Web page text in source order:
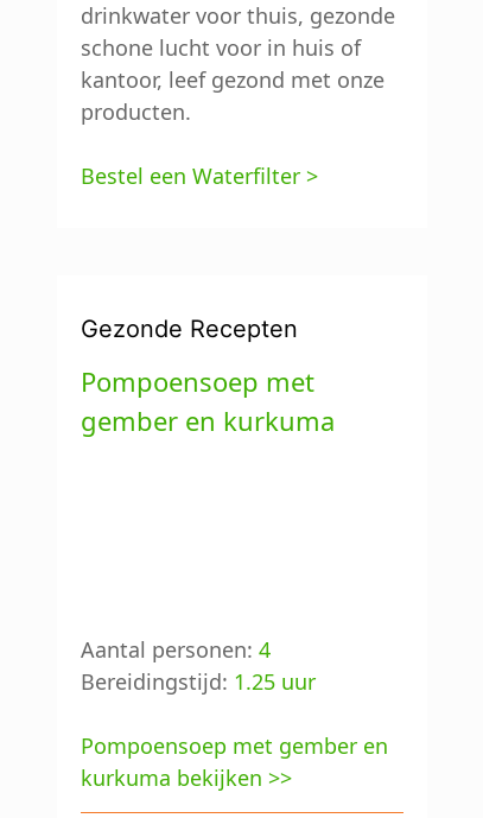
drinkwater voor thuis, gezonde
schone lucht voor in huis of
kantoor, leef gezond met onze
producten.
Bestel een Waterfilter >
Gezonde Recepten
Pompoensoep met
gember en kurkuma
Aantal personen: 4
Bereidingstijd: 1.25 uur
Pompoensoep met gember en
kurkuma bekijken >>